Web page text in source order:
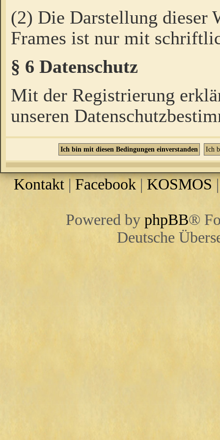
(2) Die Darstellung dieser
Frames ist nur mit
§ 6 Datenschutz
Mit der Registrierung
unseren
Kontakt |Facebook | KOSMOS
Powered by phpBB®
Deutsche